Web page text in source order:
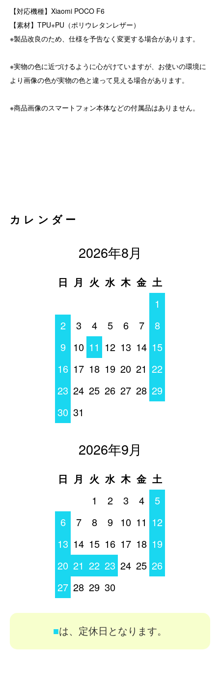
【対応機種】Xiaomi POCO F6
【素材】TPU+PU（ポリウレタンレザー）
※製品改良のため、仕様を予告なく変更する場合があります。
※実物の色に近づけるように心がけていますが、お使いの環境に
より画像の色が実物の色と違って見える場合があります。
※商品画像のスマートフォン本体などの付属品はありません。
カレンダー
2026年8月
日 月 火 水 木 金 土
1
2
3 4 5 6 7
8
9
10 11 12 13 14 15
16 17 18 19 20 21 22
23 24 25 26 27 28 29
30 31
2026年9月
日 月 火 水 木 金 土
1
2 3 4
5
6
7 8 9 10 11 12
13 14 15 16 17 18 19
20 21 22 23 24 25 26
27 28 29 30
■は、定休日となります。